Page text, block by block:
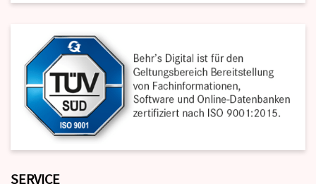
SERVICE